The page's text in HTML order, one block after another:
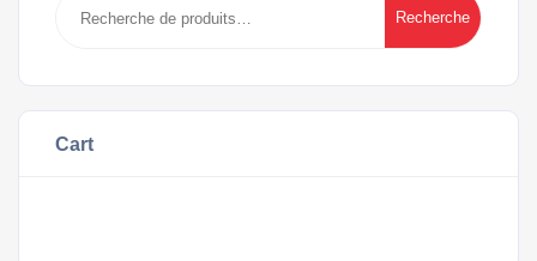
pour :
Recherche
Cart